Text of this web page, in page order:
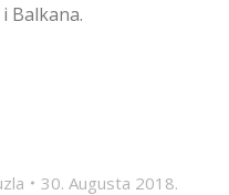
Balkana.
30. Augusta 2018.